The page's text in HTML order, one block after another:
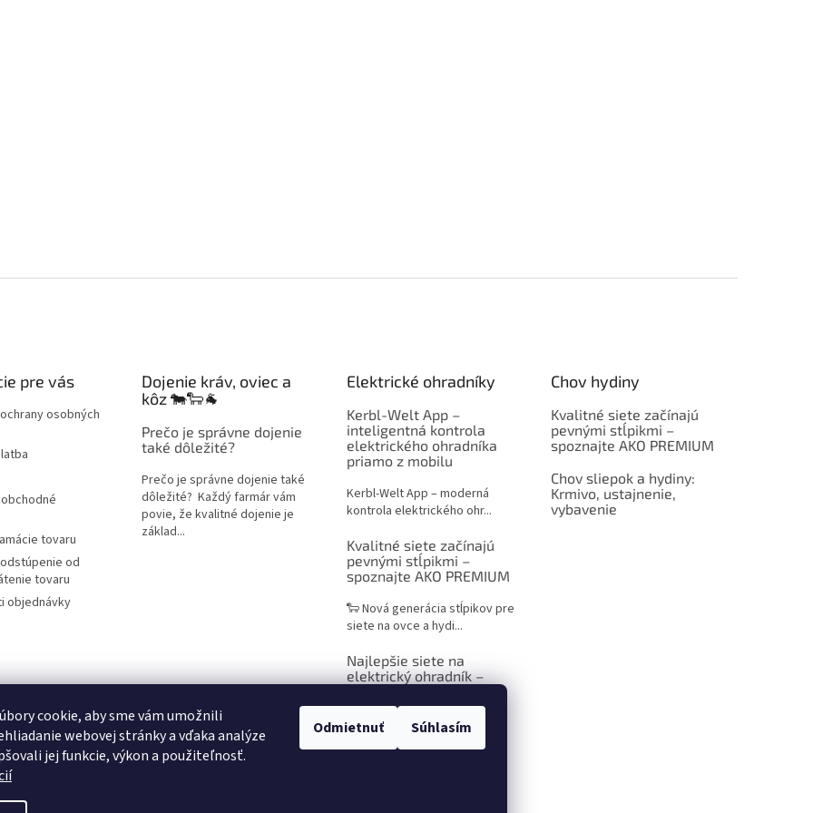
cookie, aby sme vám umožnili
webovej stránky a vďaka analýze
jej funkcie, výkon a použiteľnosť.
Odmietnuť Súhlasím
pre vás
osobných
tovaru
od
tovaru
objednávky
Dojenie kráv, oviec a
kôz 🐄🐑🐐
Prečo je správne dojenie
také dôležité?
Prečo je správne dojenie také
dôležité? Každý farmár vám
povie, že kvalitné dojenie je
základ...
Elektrické ohradníky
Kerbl-Welt App –
inteligentná kontrola
elektrického ohradníka
priamo z mobilu
Kerbl-Welt App – moderná
kontrola elektrického ohr...
Kvalitné siete začínajú
pevnými stĺpikmi –
spoznajte AKO PREMIUM
🐑 Nová generácia stĺpikov pre
siete na ovce a hydi...
Najlepšie siete na
elektrický ohradník –
praktický sprievodca pre
chovateľov
Chov hydiny
Kvalitné siete začínajú
pevnými stĺpikmi –
spoznajte AKO PREMIUM
Chov sliepok a hydiny:
Krmivo, ustajnenie,
vybavenie